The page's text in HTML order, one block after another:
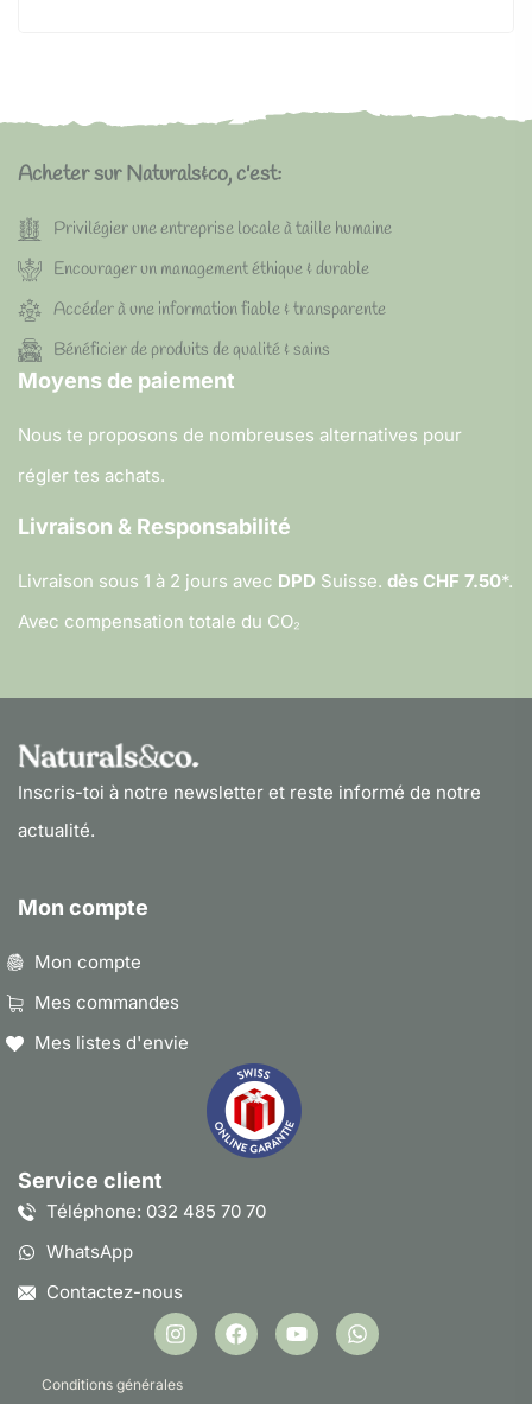
Acheter sur Naturals&co, c'est:
Privilégier une entreprise locale à taille humaine
Encourager un management éthique & durable
Accéder à une information fiable & transparente
Bénéficier de produits de qualité & sains
Moyens de paiement
Nous te proposons de nombreuses alternatives pour
régler tes achats.
Livraison & Responsabilité
Livraison sous 1 à 2 jours avec DPD Suisse. dès CHF 7.50*.
Avec compensation totale du CO₂
Inscris-toi à notre newsletter et reste informé de notre
actualité.
Mon compte
Mon compte
Mes commandes
Mes listes d'envie
Service client
Téléphone: 032 485 70 70
WhatsApp
Contactez-nous
Conditions générales